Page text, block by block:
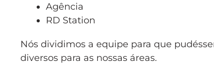
Agência
RD Station
Nós dividimos a equipe para que
diversos para as nossas áreas.